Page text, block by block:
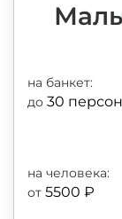
на банкет:
до 30 персон
на человека:
от 5500 ₽